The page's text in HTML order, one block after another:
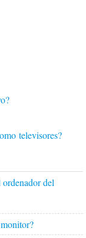
televisores?
del